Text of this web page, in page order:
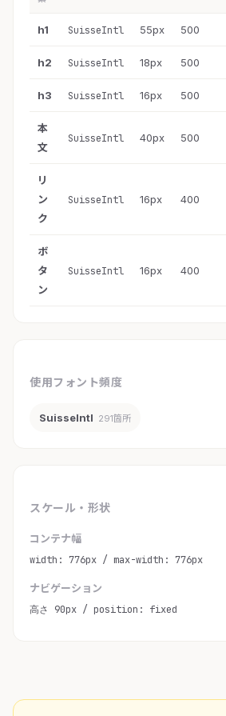
h1 SuisseIntl 55px 500
h2 SuisseIntl 18px 500
h3 SuisseIntl 16px 500
本
文
SuisseIntl 40px 500
リ
ン
ク
SuisseIntl 16px 400
ボ
タ
ン
SuisseIntl 16px 400
使用フォント頻度
SuisseIntl 291箇所
スケール・形状
コンテナ幅
width: 776px / max-width: 776px
ナビゲーション
高さ 90px / position: fixed